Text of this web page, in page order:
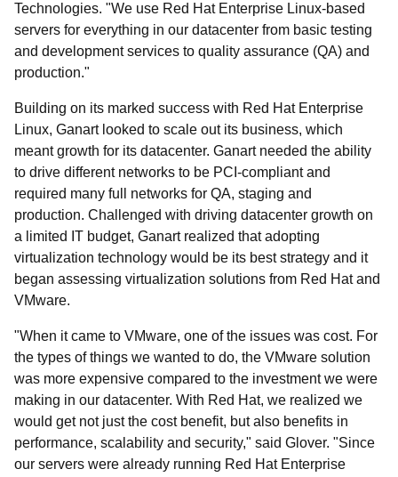
Technologies. "We use Red Hat Enterprise Linux-based
servers for everything in our datacenter from basic testing
and development services to quality assurance (QA) and
production."
Building on its marked success with Red Hat Enterprise
Linux, Ganart looked to scale out its business, which
meant growth for its datacenter. Ganart needed the ability
to drive different networks to be PCI-compliant and
required many full networks for QA, staging and
production. Challenged with driving datacenter growth on
a limited IT budget, Ganart realized that adopting
virtualization technology would be its best strategy and it
began assessing virtualization solutions from Red Hat and
VMware.
"When it came to VMware, one of the issues was cost. For
the types of things we wanted to do, the VMware solution
was more expensive compared to the investment we were
making in our datacenter. With Red Hat, we realized we
would get not just the cost benefit, but also benefits in
performance, scalability and security," said Glover. "Since
our servers were already running Red Hat Enterprise